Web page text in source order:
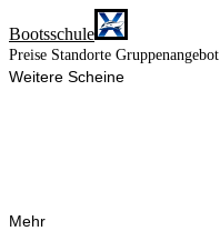
Bootsschule
Preise Standorte Gruppenangebot
Weitere Scheine
Mehr